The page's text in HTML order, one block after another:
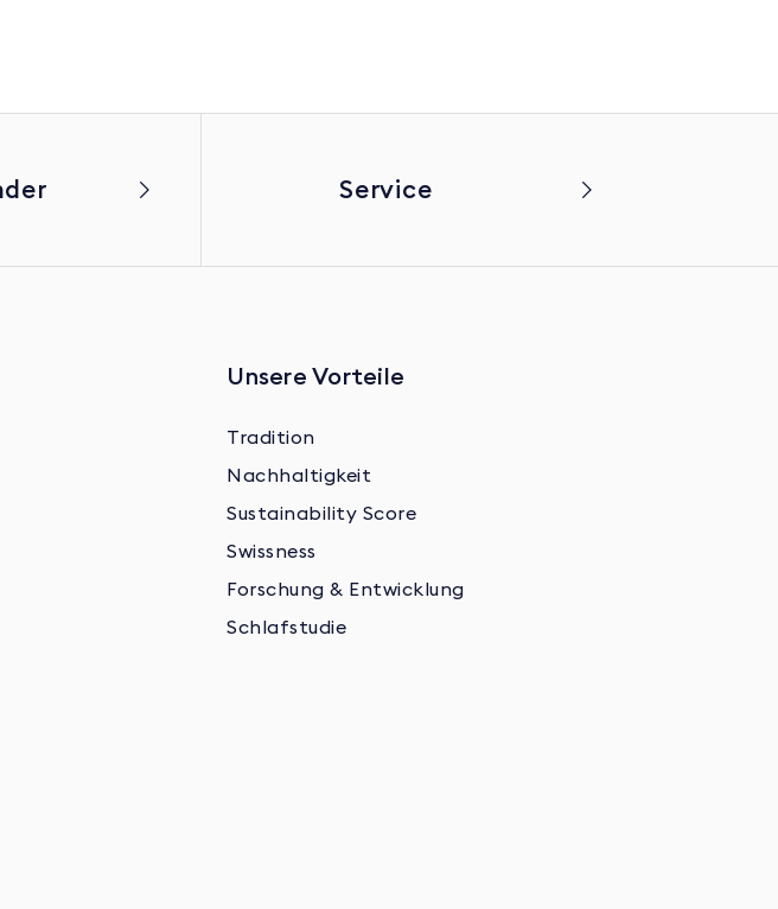
Service
Unsere Vorteile
Tradition
Nachhaltigkeit
Sustainability Score
Swissness
Forschung & Entwicklung
Schlafstudie